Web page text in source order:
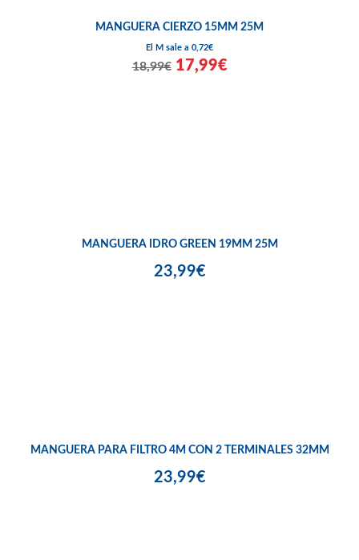
MANGUERA CIERZO 15MM 25M
El M sale a 0,72€
18,99€ 17,99€
MANGUERA IDRO GREEN 19MM 25M
23,99€
MANGUERA PARA FILTRO 4M CON 2 TERMINALES 32MM
23,99€